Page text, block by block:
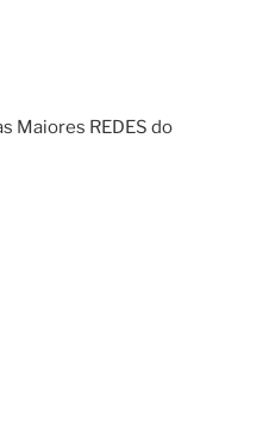
Maiores REDES do